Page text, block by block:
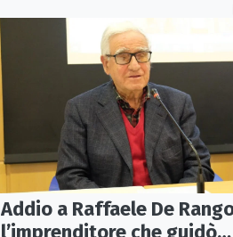
Addio a Raffaele De